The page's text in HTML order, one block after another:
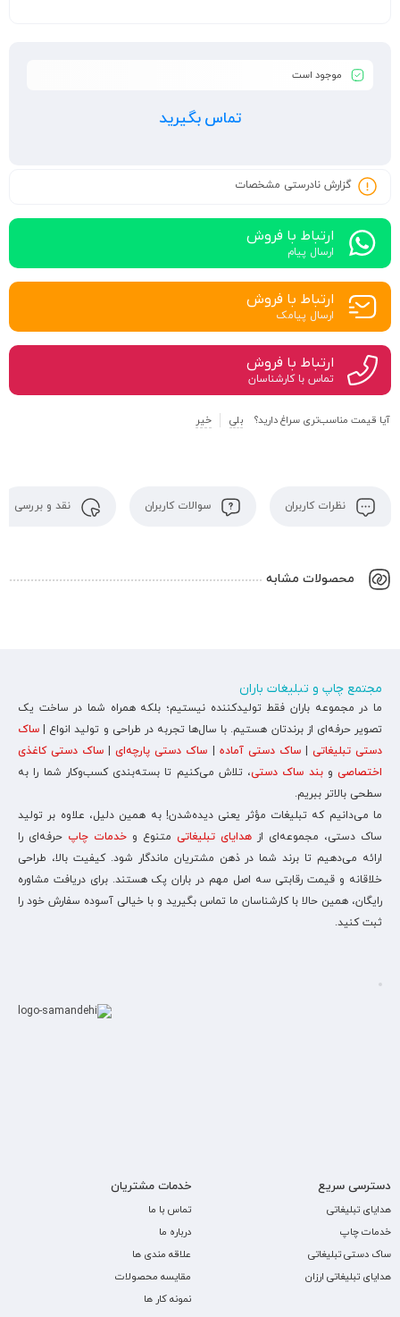
موجود است
تماس بگیرید
گزارش نادرستی مشخصات
ارتباط با فروش
ارسال پیام
ارتباط با فروش
ارسال پیامک
ارتباط با فروش
تماس با کارشناسان
آیا قیمت مناسب‌تری سراغ دارید؟ بلی خیر
نظرات کاربران سوالات کاربران نقد و بررسی
محصولات مشابه
مجتمع چاپ و تبلیغات باران
ما در مجموعه باران فقط تولیدکننده نیستیم؛ بلکه همراه شما در ساخت یک
تصویر حرفه‌ای از برندتان هستیم. با سال‌ها تجربه در طراحی و تولید انواع | ساک
دستی تبلیغاتی |ساک دستی آماده | ساک دستی پارچه‌ای| ساک دستی کاغذی
اختصاصی وبند ساک دستی، تلاش می‌کنیم تا بسته‌بندی کسب‌وکار شما را به
سطحی بالاتر ببریم.
ما می‌دانیم که تبلیغات مؤثر یعنی دیده‌شدن! به همین دلیل، علاوه بر تولید
ساک دستی، مجموعه‌ای از هدایای تبلیغاتی متنوع و خدمات چاپ حرفه‌ای را
ارائه می‌دهیم تا برند شما در ذهن مشتریان ماندگار شود. کیفیت بالا، طراحی
خلاقانه و قیمت رقابتی سه اصل مهم در باران پک هستند. برای دریافت مشاوره
رایگان، همین حالا با کارشناسان ما تماس بگیرید و با خیالی آسوده سفارش خود را
ثبت کنید.
دسترسی سریع
هدایای تبلیغاتی
خدمات چاپ
ساک دستی تبلیغاتی
هدایای تبلیغاتی ارزان
خدمات مشتریان
تماس با ما
درباره ما
علاقه مندی ها
مقایسه محصولات
نمونه کار ها